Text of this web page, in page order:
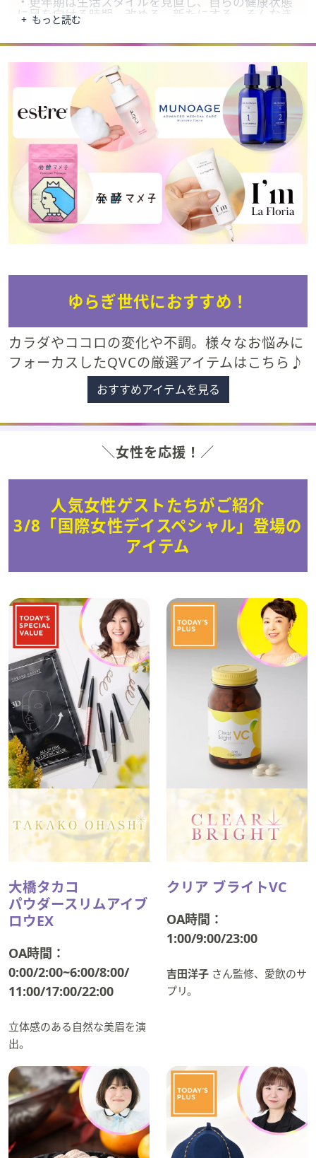
に目を向ける時期。改める、新たにする、そんなき
っかけだな、と思ったのは、最も辛い数か月を過ご
し、しばらく経ってからでした。
・自分のペースで幸せに生きていくギアチェンジを
し、更年期を幸年期にしていく―だとすると、医療
を含めた様々なトリートメントは不可欠だなあ、と
強く思います。
・ホルモンは、ジェンダーや年齢にかかわらず、私
たちの心と身体に影響を与えます。何かあった時に
は相談できるドクターがいて、過度に恐れず、必ず
治療法はあるんだ―と、安心できる人が増えるよ
う、これからも私の体験や情報を伝えたいと思って
います。
※『見て触って向き合って 自分らしく着る 生きる』
（マガジンハウス）より一部を抜粋
もっと読む
ゆらぎ世代におすすめ！
カラダやココロの変化や不調。様々なお悩みに
フォーカスしたQVCの厳選アイテムはこちら♪
おすすめアイテムを見る
＼女性を応援！ ／
人気女性ゲストたちがご紹介
3/8「国際女性デイスペシャル」登場の
アイテム
大橋タカコ
パウダースリムアイブ
ロウEX
OA時間：
0:00/2:00~6:00/8:00/
11:00/17:00/22:00
立体感のある自然な美眉を演
出。
クリア ブライトVC
OA時間：
1:00/9:00/23:00
吉田洋子 さん監修、愛飲のサ
プリ。